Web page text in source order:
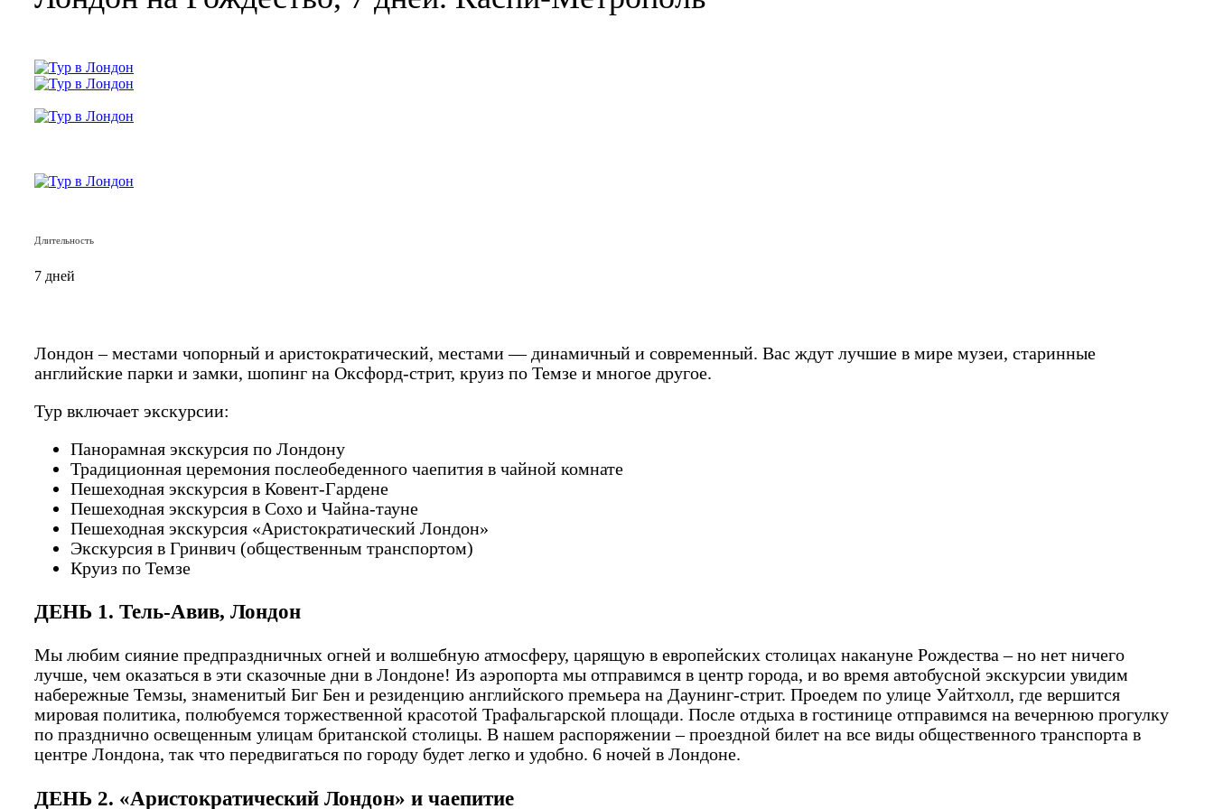
Длительность
7 дней
Лондон – местами чопорный и аристократический, местами — динамичный и современный. Вас ждут лучшие в мире музеи, старинные
английские парки и замки, шопинг на Оксфорд-стрит, круиз по Темзе и многое другое.
Тур включает экскурсии:
Панорамная экскурсия по Лондону
Традиционная церемония послеобеденного чаепития в чайной комнате
Пешеходная экскурсия в Ковент-Гардене
Пешеходная экскурсия в Сохо и Чайна-тауне
Пешеходная экскурсия «Аристократический Лондон»
Экскурсия в Гринвич (общественным транспортом)
Круиз по Темзе
ДЕНЬ 1. Тель-Авив, Лондон
Мы любим сияние предпраздничных огней и волшебную атмосферу, царящую в европейских столицах накануне Рождества – но нет ничего
лучше, чем оказаться в эти сказочные дни в Лондоне! Из аэропорта мы отправимся в центр города, и во время автобусной экскурсии увидим
набережные Темзы, знаменитый Биг Бен и резиденцию английского премьера на Даунинг-стрит. Проедем по улице Уайтхолл, где вершится
мировая политика, полюбуемся торжественной красотой Трафальгарской площади. После отдыха в гостинице отправимся на вечернюю прогулку
по празднично освещенным улицам британской столицы. В нашем распоряжении – проездной билет на все виды общественного транспорта в
центре Лондона, так что передвигаться по городу будет легко и удобно. 6 ночей в Лондоне.
ДЕНЬ 2. «Аристократический Лондон» и чаепитие